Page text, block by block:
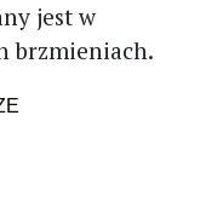
jest w
brzmieniach.